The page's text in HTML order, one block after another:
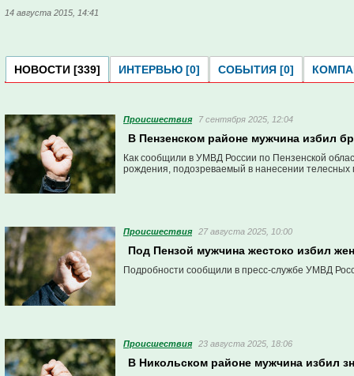
14 августа 2015, 14:41
НОВОСТИ [339] ИНТЕРВЬЮ [0] СОБЫТИЯ [0]
Проиcшествия 7 сентября 2025, 12:04
В Пензенском районе мужчина избил
Как сообщили в УМВД России по Пензенской
рождения, подозреваемый в нанесении телесных
Проиcшествия 27 августа 2025, 10:00
Под Пензой мужчина жестоко избил
Подробности сообщили в пресс-службе УМВД
Проиcшествия 23 августа 2025, 18:06
В Никольском районе мужчина избил